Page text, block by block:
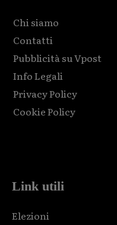
Chi siamo
Contatti
Pubblicità su Vpost
Info Legali
Privacy Policy
Cookie Policy
Link utili
Elezioni